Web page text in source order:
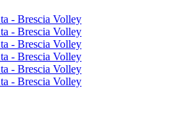
- Brescia Volley
- Brescia Volley
- Brescia Volley
- Brescia Volley
- Brescia Volley
- Brescia Volley